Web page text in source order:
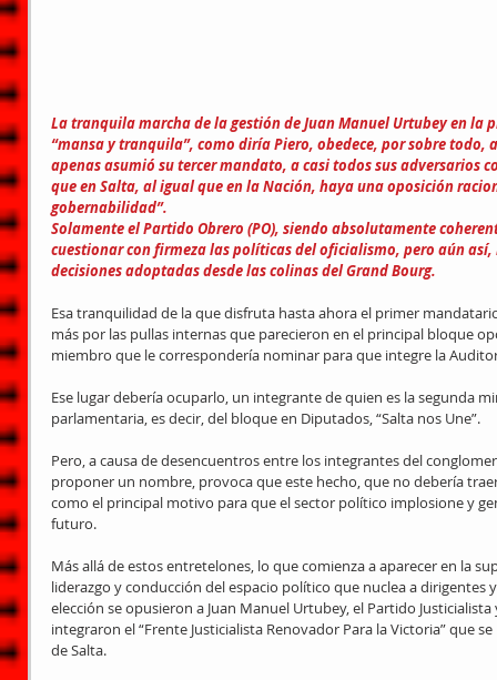
La tranquila marcha de la gestión de Juan Manuel Urtubey en
“mansa y tranquila”, como diría Piero, obedece, por sobre todo,
apenas asumió su tercer mandato, a casi todos sus adversarios
que en Salta, al igual que en la Nación, haya una oposición
gobernabilidad”.
Solamente el Partido Obrero (PO), siendo absolutamente
cuestionar con firmeza las políticas del oficialismo, pero aún
decisiones adoptadas desde las colinas del Grand Bourg.
Esa tranquilidad de la que disfruta hasta ahora el primer
más por las pullas internas que parecieron en el principal bloque
miembro que le correspondería nominar para que integre la
Ese lugar debería ocuparlo, un integrante de quien es la segunda
parlamentaria, es decir, del bloque en Diputados, “Salta nos Une”.
Pero, a causa de desencuentros entre los integrantes del
proponer un nombre, provoca que este hecho, que no debería
como el principal motivo para que el sector político implosione y
futuro.
Más allá de estos entretelones, lo que comienza a aparecer en la
liderazgo y conducción del espacio político que nuclea a
elección se opusieron a Juan Manuel Urtubey, el Partido
integraron el “Frente Justicialista Renovador Para la Victoria” que
de Salta.